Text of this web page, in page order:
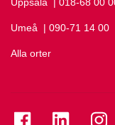
Umeå Ring Umeå på
| 090-71 14 00
Alla orter
Se Se